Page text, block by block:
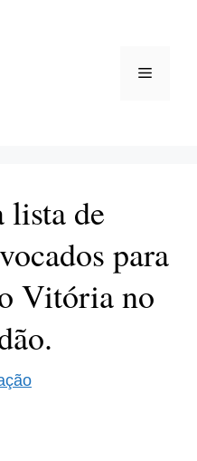
Menu
lista de
para
Vitória no